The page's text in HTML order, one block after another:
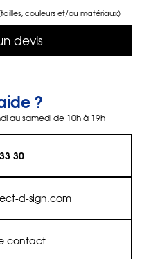
couleurs et/ou matériaux)
devis
?
au samedi de 10h à 19h
30
d-sign.com
contact